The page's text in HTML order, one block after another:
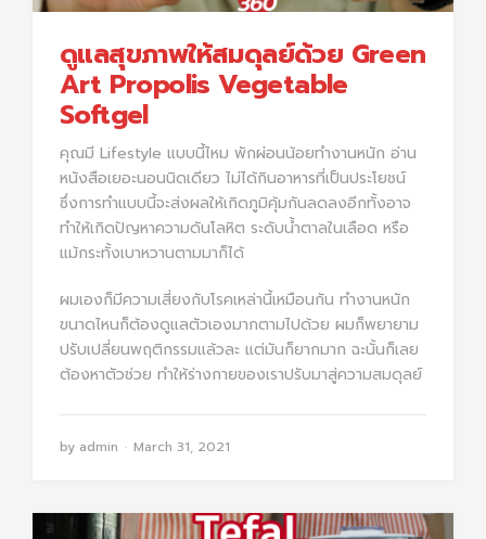
ดูแลสุขภาพให้สมดุลย์ด้วย Green
Art Propolis Vegetable
Softgel
คุณมี Lifestyle แบบนี้ไหม พักผ่อนน้อยทำงานหนัก อ่าน
หนังสือเยอะนอนนิดเดียว ไม่ได้กินอาหารที่เป็นประโยชน์
ซึ่งการทำแบบนี้จะส่งผลให้เกิดภูมิคุ้มกันลดลงอีกทั้งอาจ
ทำให้เกิดปัญหาความดันโลหิต ระดับน้ำตาลในเลือด หรือ
แม้กระทั้งเบาหวานตามมาก็ได้
ผมเองก็มีความเสี่ยงกับโรคเหล่านี้เหมือนกัน ทำงานหนัก
ขนาดไหนก็ต้องดูแลตัวเองมากตามไปด้วย ผมก็พยายาม
ปรับเปลี่ยนพฤติกรรมแล้วละ แต่มันก็ยากมาก ฉะนั้นก็เลย
ต้องหาตัวช่วย ทำให้ร่างกายของเราปรับมาสู่ความสมดุลย์
by admin March 31, 2021